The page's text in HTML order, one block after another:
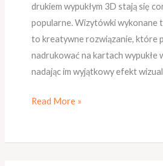
drukiem wypukłym 3D stają się
popularne. Wizytówki wykonane
to kreatywne rozwiązanie, które
nadrukować na kartach wypukłe
nadając im wyjątkowy efekt
Read More »